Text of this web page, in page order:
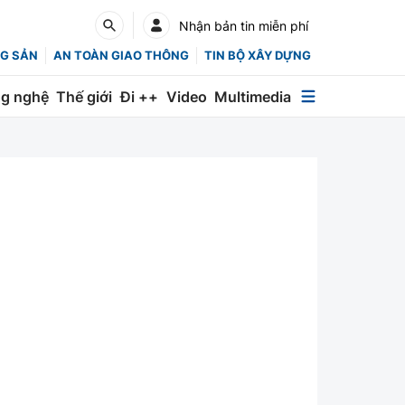
Nhận bản tin miễn phí
SẢN AN TOÀN GIAO THÔNG TIN BỘ XÂY DỰNG
nghệ Thế giới Đi ++ Video Multimedia